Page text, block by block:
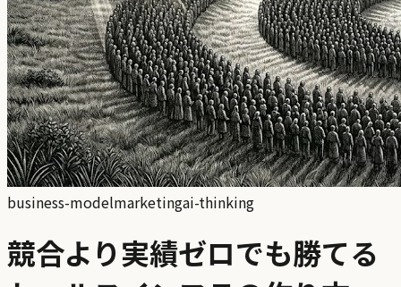
business-modelmarketingai-thinking
競合より実績ゼロでも勝てる